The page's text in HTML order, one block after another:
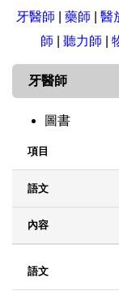
電子期刊
電子資源App專
電子資源AI加值
學位論文
視聽資料
ICD分類電影清單
醫學人文專區
牙醫師 藥師 醫
師
聽力師
牙醫師
圖書
項目